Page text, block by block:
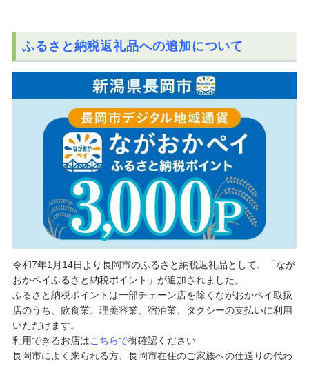
ふるさと納税返礼品への追加について
令和7年1月14日より長岡市のふるさと納税返礼品として、「なが
おかペイふるさと納税ポイント」が追加されました。
ふるさと納税ポイントは一部チェーン店を除くながおかペイ取扱
店のうち、飲食業、理美容業、宿泊業、タクシーの支払いに利用
いただけます。
利用できるお店はこちらで御確認ください
長岡市によく来られる方、長岡市在住のご家族への仕送りの代わ